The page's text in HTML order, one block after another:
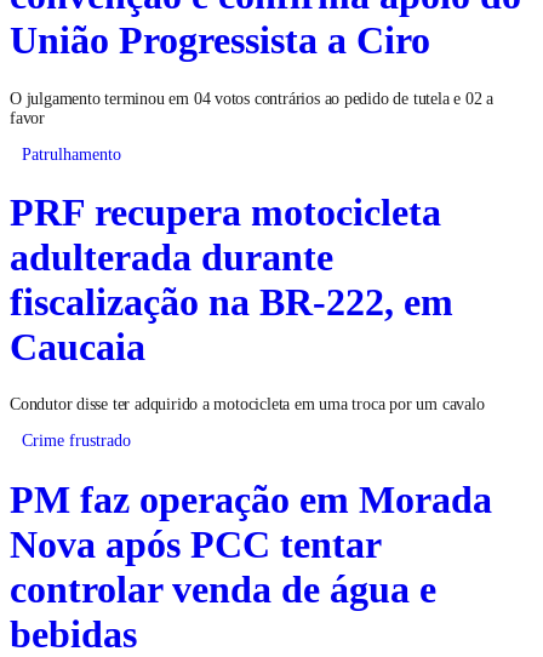
União Progressista a Ciro
O julgamento terminou em 04 votos contrários ao pedido de tutela e 02 a
favor
Patrulhamento
PRF recupera motocicleta
adulterada durante
fiscalização na BR-222, em
Caucaia
Condutor disse ter adquirido a motocicleta em uma troca por um cavalo
Crime frustrado
PM faz operação em Morada
Nova após PCC tentar
controlar venda de água e
bebidas